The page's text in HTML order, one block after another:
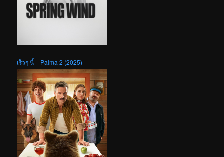
เร็วๆ นี้ – Palma 2 (2025)